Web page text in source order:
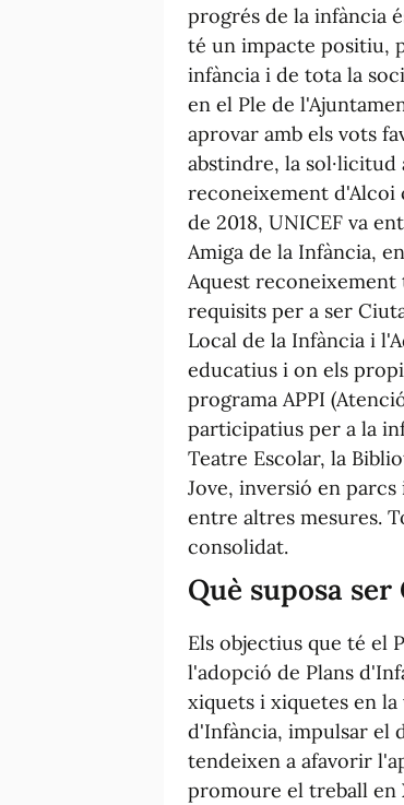
progrés de la infància
té un impacte positiu,
infància i de tota la
en el Ple de
aprovar amb els vots
abstindre, la sol·licitud
reconeixement d'Alcoi
de 2018, UNICEF va
Amiga de la Infància,
Aquest reconeixement
requisits per a ser
Local de la Infància i
educatius i on els
programa APPI
participatius per a la
Teatre Escolar, la
Jove, inversió en
entre altres mesures.
consolidat.
Què suposa
Els objectius que té el
l'adopció de Plans
xiquets i xiquetes en
d'Infància, impulsar el
tendeixen a afavorir
promoure el treball en